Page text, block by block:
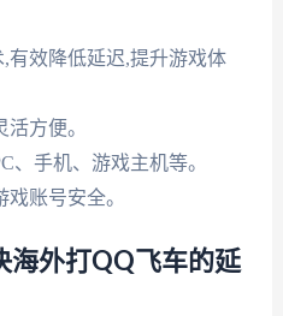
有效降低延迟,提升游戏体
方便。
、手机、游戏主机等。
账号安全。
海外打QQ飞车的延